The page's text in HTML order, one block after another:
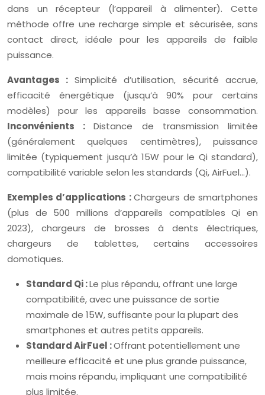
dans un récepteur (l’appareil à alimenter). Cette
méthode offre une recharge simple et sécurisée, sans
contact direct, idéale pour les appareils de faible
puissance.
Avantages : Simplicité d’utilisation, sécurité accrue,
efficacité énergétique (jusqu’à 90% pour certains
modèles) pour les appareils basse consommation.
Inconvénients :Distance de transmission limitée
(généralement quelques centimètres), puissance
limitée (typiquement jusqu’à 15W pour le Qi standard),
compatibilité variable selon les standards (Qi, AirFuel…).
Exemples d’applications :Chargeurs de smartphones
(plus de 500 millions d’appareils compatibles Qi en
2023), chargeurs de brosses à dents électriques,
chargeurs de tablettes, certains accessoires
domotiques.
Standard Qi :Le plus répandu, offrant une large
compatibilité, avec une puissance de sortie
maximale de 15W, suffisante pour la plupart des
smartphones et autres petits appareils.
Standard AirFuel :Offrant potentiellement une
meilleure efficacité et une plus grande puissance,
mais moins répandu, impliquant une compatibilité
plus limitée.